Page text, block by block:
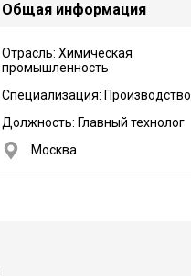
Общая информация
Отрасль: Химическая
промышленность
Специализация: Производство
Должность: Главный технолог
Москва